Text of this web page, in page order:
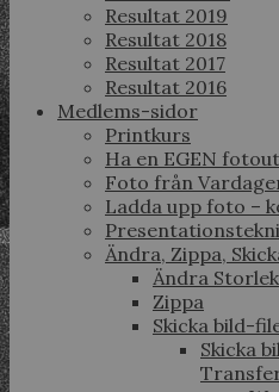
Resultat 2019
Resultat 2018
Resultat 2017
Resultat 2016
Medlems-sidor
Printkurs
Ha en EGEN
Foto från
Ladda upp foto –
Ändra, Zippa,
Ändra Storlek
Zippa
Skicka bild-
Skicka